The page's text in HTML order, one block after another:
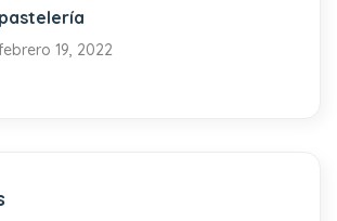
pastelería
19, 2022